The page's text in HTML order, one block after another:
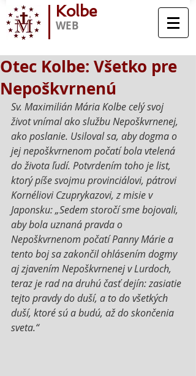
Kolbe
WEB
Otec Kolbe: Všetko pre
Nepoškvrnenú
Sv. Maximilián Mária Kolbe celý svoj
život vnímal ako službu Nepoškvrnenej,
ako poslanie. Usiloval sa, aby dogma o
jej nepoškvrnenom počatí bola vtelená
do života ľudí. Potvrdením toho je list,
ktorý píše svojmu provinciálovi, pátrovi
Kornéliovi Czuprykazovi, z misie v
Japonsku: „Sedem storočí sme bojovali,
aby bola uznaná pravda o
Nepoškvrnenom počatí Panny Márie a
tento boj sa zakončil ohlásením dogmy
aj zjavením Nepoškvrnenej v Lurdoch,
teraz je rad na druhú časť dejín: zasiatie
tejto pravdy do duší, a to do všetkých
duší, ktoré sú a budú, až do skončenia
sveta.“